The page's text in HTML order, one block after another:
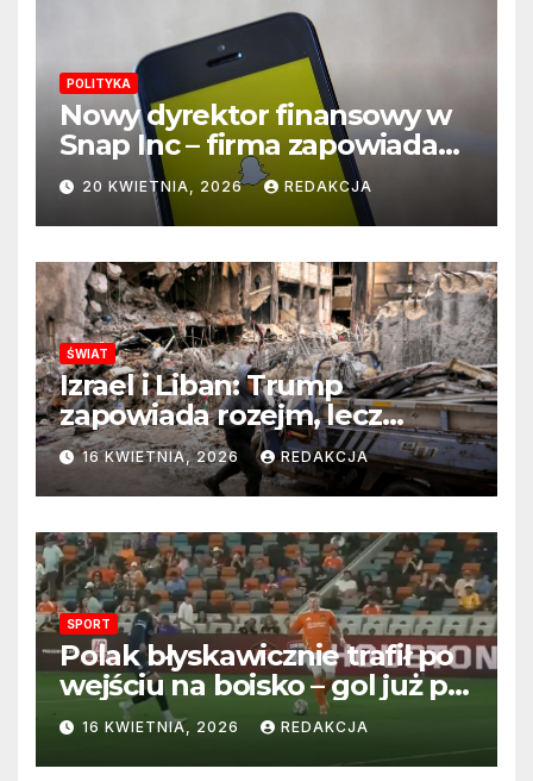
POLITYKA
Nowy dyrektor finansowy w
Snap Inc – firma zapowiada
zmianę na kluczowym
stanowisku
20 KWIETNIA, 2026 REDAKCJA
ŚWIAT
Izrael i Liban: Trump
zapowiada rozejm, lecz
perspektywa zakończenia
wojny wciąż odległa
16 KWIETNIA, 2026 REDAKCJA
SPORT
Polak błyskawicznie trafił po
wejściu na boisko – gol już po
22 sekundach!
16 KWIETNIA, 2026 REDAKCJA